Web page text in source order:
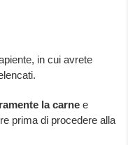
in cui avrete
la carne e
prima di procedere alla